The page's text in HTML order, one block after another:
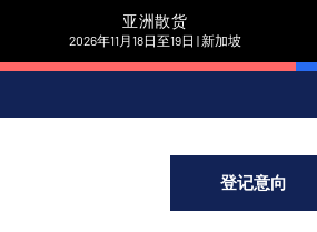
亚洲散货
2026年11月18日至19日 | 新加坡
登记意向